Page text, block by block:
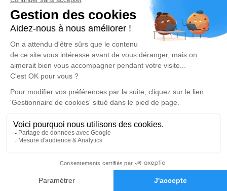
Faire-part Hommages
Nous vous invitons à utiliser cet espace pour
laisser vos condoléances, partager des photos
souvenirs, une anecdote ou exprimer vos pensées
à travers des poèmes ou des textes. Cet endroit
est un lieu d'expression dédié à honorer la
mémoire de Jean-Claude LAURET.
mercredi 25 février 2026 à 11h00
Crématorium Pays de Fontenay de Fontenay-
134 Boulevard des Champs Marots
85200 Fontenay-le-Comte